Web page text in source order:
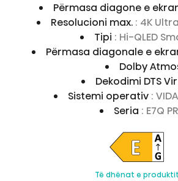
Përmasa diagone e
Resolucioni max. : 4K
Tipi : Hi-QLED
Përmasa diagonale e
Dolby
Dekodimi DTS
Sistemi operativ :
Seria : E7Q
Të dhënat e produktit